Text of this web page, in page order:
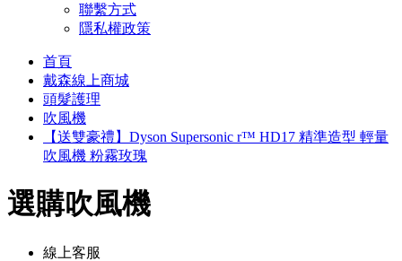
聯繫方式
隱私權政策
首頁
戴森線上商城
頭髮護理
吹風機
【送雙豪禮】Dyson Supersonic r™ HD17 精準造型 輕量
吹風機 粉霧玫瑰
選購吹風機
線上客服